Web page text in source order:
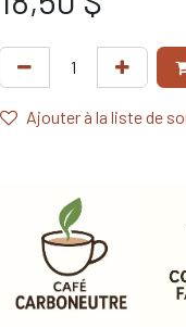
Ajouter à la liste de